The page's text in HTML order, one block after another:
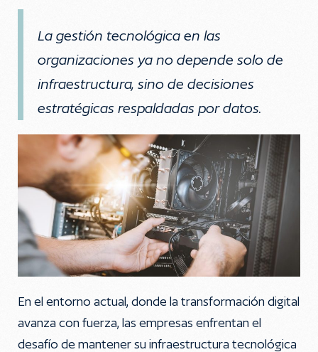
La gestión tecnológica en las
organizaciones ya no depende solo de
infraestructura, sino de decisiones
estratégicas respaldadas por datos.
En el entorno actual, donde la transformación digital
avanza con fuerza, las empresas enfrentan el
desafío de mantener su infraestructura tecnológica